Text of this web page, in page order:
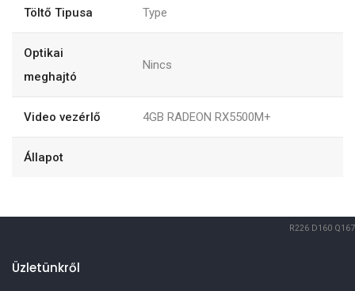
Töltő Tipusa Type
Optikai
meghajtó
Nincs
Video vezérlő 4GB RADEON RX5500M+
Állapot
R226 D160 Q167
Üzletünkről